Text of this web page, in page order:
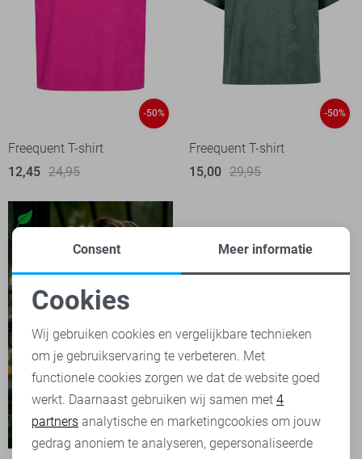
-50%
Freequent T-shirt
12,45 24,95
-50%
Freequent T-shirt
15,00 29,95
-50%
Noodzakelijke cookies
Personalisatie cookies
Analytische cookies
Marketing cookies
Consent Meer informatie
Cookies
Wij gebruiken cookies en vergelijkbare technieken
om je gebruikservaring te verbeteren. Met
functionele cookies zorgen we dat de website goed
werkt. Daarnaast gebruiken wij samen met 4
partners analytische en marketingcookies om jouw
gedrag anoniem te analyseren, gepersonaliseerde